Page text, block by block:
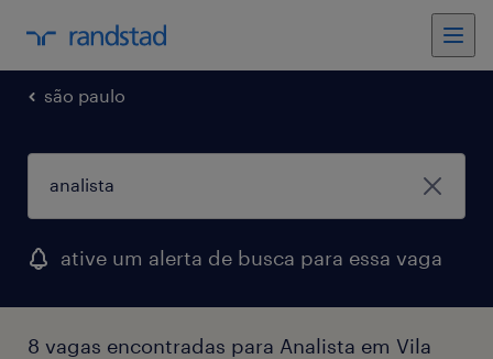
são paulo
ative um alerta de busca para essa vaga
8 vagas encontradas para Analista em Vila